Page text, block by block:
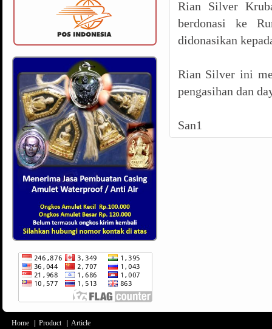
Rian Silver
berdonasi ke
didonasikan
Rian Silver ini
pengasihan dan
San1
Home Product Article